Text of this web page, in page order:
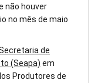
não houver
no mês de maio
de
(Seapa) em
Produtores de